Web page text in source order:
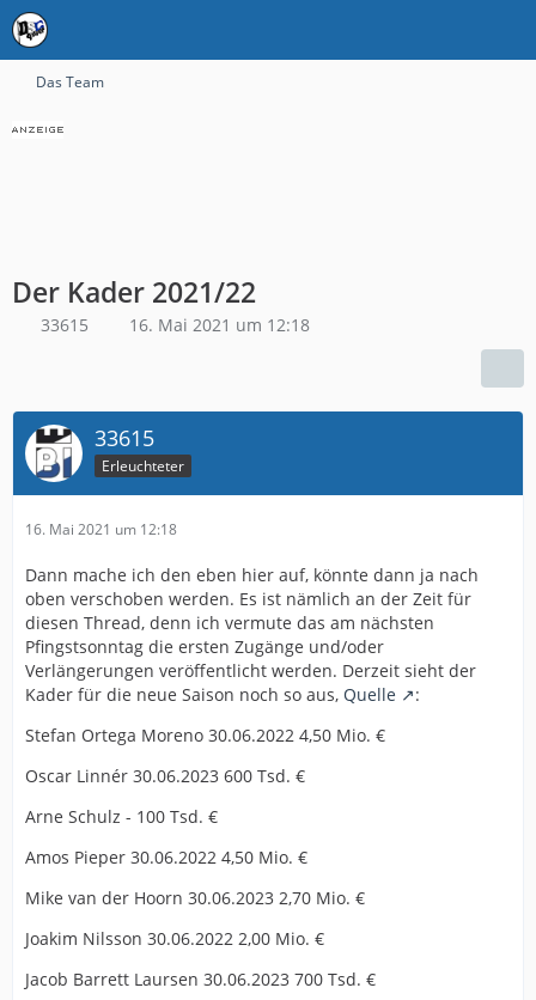
Das Team
Der Kader 2021/22
33615 16. Mai 2021 um 12:18
33615
Erleuchteter
16. Mai 2021 um 12:18
Dann mache ich den eben hier auf, könnte dann ja nach
oben verschoben werden. Es ist nämlich an der Zeit für
diesen Thread, denn ich vermute das am nächsten
Pfingstsonntag die ersten Zugänge und/oder
Verlängerungen veröffentlicht werden. Derzeit sieht der
Kader für die neue Saison noch so aus, Quelle
:
Stefan Ortega Moreno 30.06.2022 4,50 Mio. €
Oscar Linnér 30.06.2023 600 Tsd. €
Arne Schulz - 100 Tsd. €
Amos Pieper 30.06.2022 4,50 Mio. €
Mike van der Hoorn 30.06.2023 2,70 Mio. €
Joakim Nilsson 30.06.2022 2,00 Mio. €
Jacob Barrett Laursen 30.06.2023 700 Tsd. €